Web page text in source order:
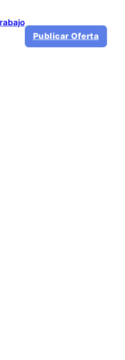
Publicar Oferta